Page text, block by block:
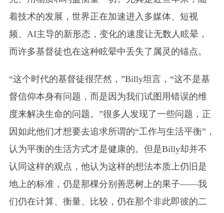
着技术的发展，世界正在加速进入多媒体、短视
频、AI主导的新形态，变化的速度让无数人眩晕，
而许多基督徒也在这种眩晕中丢失了属灵的锚点。
“这个时代的基督徒很茫然，”Billy坦言，“这不是基
督信仰本身有问题，而是因为我们试图用错误的维
度来解决生命的问题。”很多人发现了一些问题，正
因如此他们才想要去追求所谓的“工作与生活平衡”，
认为平衡的生活方式才是健康的。但是Billy却并不
认同这样的观点，他认为这样的想法本质上仍旧是
地上的标准，仍是那棵分别善恶树上的果子——我
们仍在计算、衡量、比较，仍在那个非此即彼的二